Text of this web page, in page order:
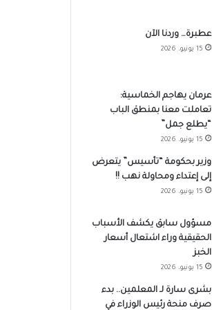
عطبرة… وردنا الآن
15 يونيو، 2026
عرمان يهاجم الخماسية:
تعاملت معنا بمنطق الباب
“يطلع جمل”
15 يونيو، 2026
وزير بحكومة “تأسيس” يتعرض
إلى إعتداء ومحاولة نهب !!
15 يونيو، 2026
مسؤول سابق يكشف الأسباب
الحقيقية وراء اشتعال أسعار
الخبز
15 يونيو، 2026
بشرى سارة لـ المعلمين.. بدء
صرف منحة رئيس الوزراء في